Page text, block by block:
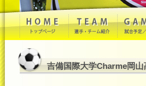
吉備国際大学Charme岡